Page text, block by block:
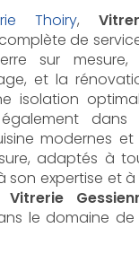
Thoiry,
de
sur mesure,
et la
isolation
dans
modernes et
adaptés à
son expertise et à
Vitrerie
le domaine de